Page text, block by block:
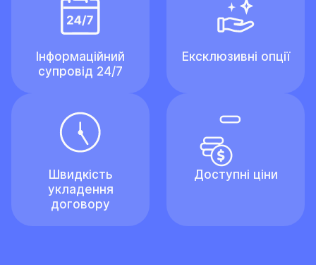
Інформаційний
супровід 24/7
Ексклюзивні опції
Швидкість
укладення
договору
Доступні ціни